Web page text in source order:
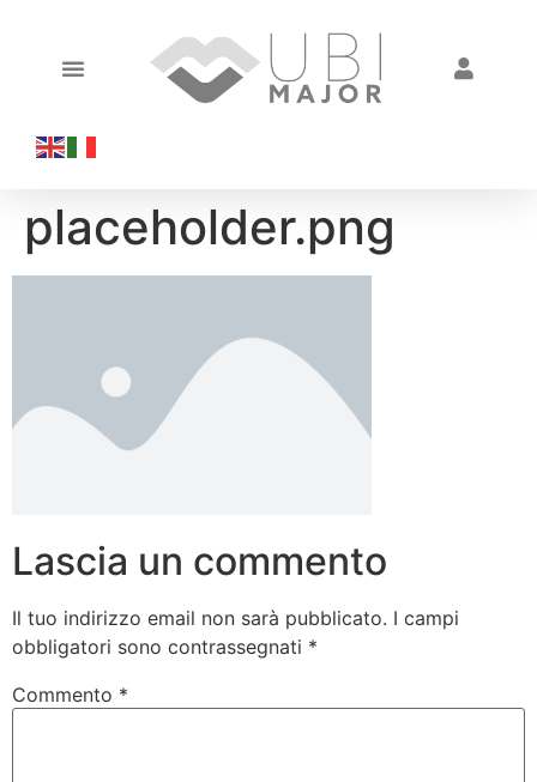
placeholder.png
Lascia un commento
Il tuo indirizzo email non sarà pubblicato. I campi
obbligatori sono contrassegnati *
Commento *